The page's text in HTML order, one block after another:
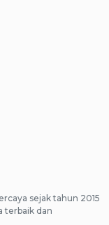
sejak tahun 2015
terbaik dan